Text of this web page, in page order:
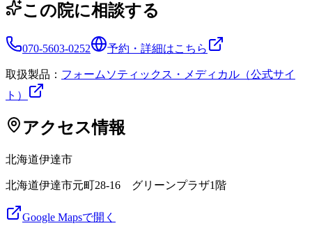
この院に相談する
070-5603-0252 予約・詳細はこちら
取扱製品： フォームソティックス・メディカル（公式サイ
ト）
アクセス情報
北海道伊達市
北海道伊達市元町28-16 グリーンプラザ1階
Google Mapsで開く